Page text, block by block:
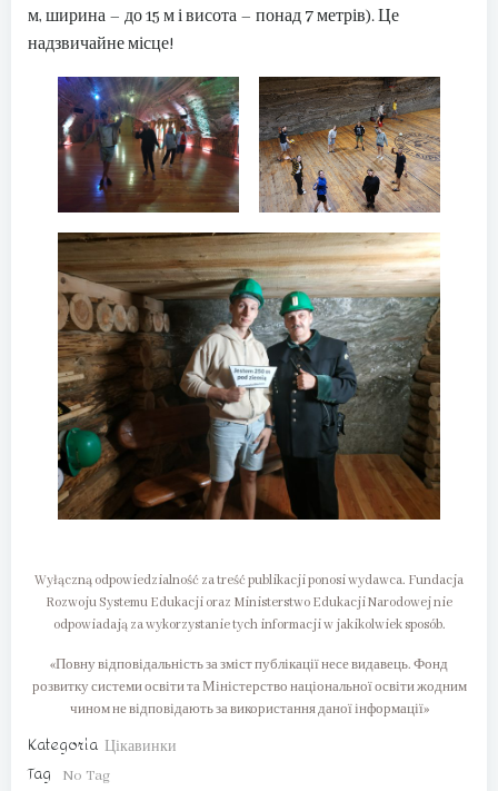
м, ширина – до 15 м і висота – понад 7 метрів). Це
надзвичайне місце!
Wyłączną odpowiedzialność za treść publikacji ponosi wydawca. Fundacja
Rozwoju Systemu Edukacji oraz Ministerstwo Edukacji Narodowej nie
odpowiadają za wykorzystanie tych informacji w jakikolwiek sposób.
«Повну відповідальність за зміст публікації несе видавець. Фонд
розвитку системи освіти та Міністерство національної освіти жодним
чином не відповідають за використання даної інформації»
Kategoria Цікавинки
Tag No Tag